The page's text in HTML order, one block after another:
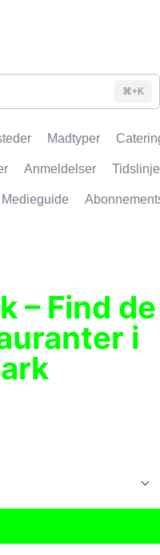
⌘+K
Madtyper
Anmeldelser Tidslinje
Medieguide
– Find de
i